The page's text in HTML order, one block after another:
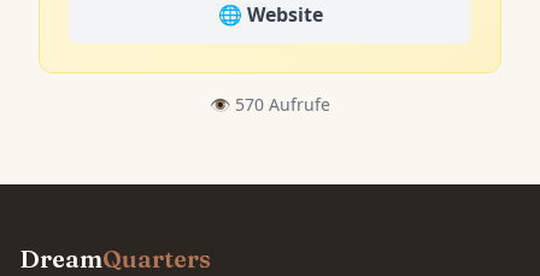
🌐 Website
👁️ 570 Aufrufe
DreamQuarters